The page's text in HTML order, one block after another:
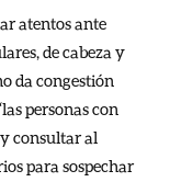
atentos ante
de cabeza y
da congestión
personas con
consultar al
para sospechar